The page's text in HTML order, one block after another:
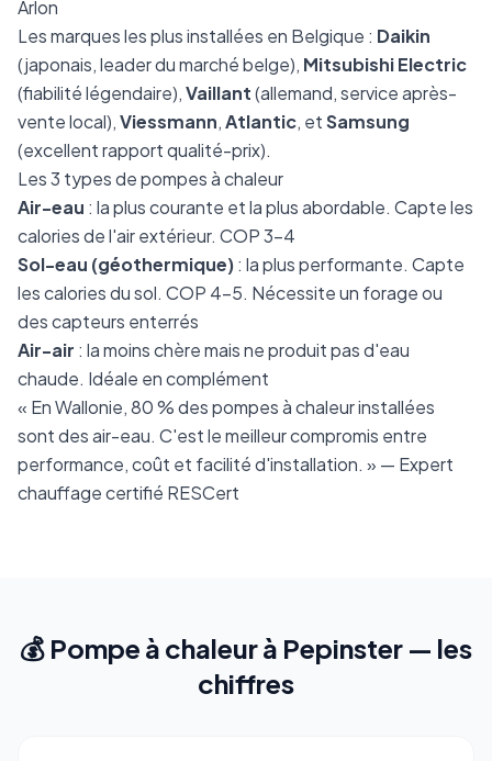
Arlon
Les marques les plus installées en Belgique : Daikin
(japonais, leader du marché belge), Mitsubishi Electric
(fiabilité légendaire),Vaillant(allemand, service après-
vente local),Viessmann,Atlantic, etSamsung
(excellent rapport qualité-prix).
Les 3 types de pompes à chaleur
Air-eau : la plus courante et la plus abordable. Capte les
calories de l'air extérieur. COP 3-4
Sol-eau (géothermique): la plus performante. Capte
les calories du sol. COP 4-5. Nécessite un forage ou
des capteurs enterrés
Air-air : la moins chère mais ne produit pas d'eau
chaude. Idéale en complément
« En Wallonie, 80 % des pompes à chaleur installées
sont des air-eau. C'est le meilleur compromis entre
performance, coût et facilité d'installation. » — Expert
chauffage certifié RESCert
💰 Pompe à chaleur à Pepinster — les
chiffres